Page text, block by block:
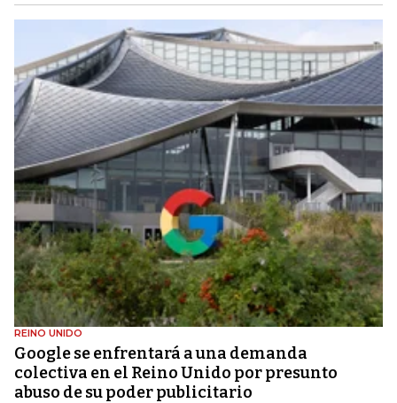
REINO UNIDO
Google se enfrentará a una demanda
colectiva en el Reino Unido por presunto
abuso de su poder publicitario